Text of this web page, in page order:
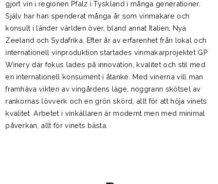
gjort vin i regionen Pfalz i Tyskland i många generationer.
Själv har han spenderat många år som vinmakare och
konsult i länder världen över, bland annat Italien, Nya
Zeeland och Sydafrika. Efter år av erfarenhet från lokal och
internationell vinproduktion startades vinmakarprojektet GP
Winery där fokus lades på innovation, kvalitet och stil med
en internationell konsument i åtanke. Med vinerna vill man
framhäva vikten av vingårdens läge, noggrann skötsel av
rankornas lövverk och en grön skörd, allt för att höja vinets
kvalitet. Arbetet i vinkällaren är modernt men med minimal
påverkan, allt för vinets bästa.